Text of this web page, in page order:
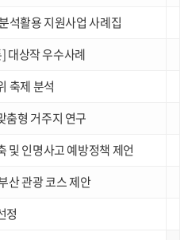
석활용 지원사업 사례집
대상작 우수사례
축제 분석
춤형 거주지 연구
및 인명사고 예방정책 제언
산 관광 코스 제안
정